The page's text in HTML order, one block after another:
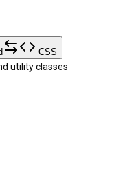
CSS
utility classes